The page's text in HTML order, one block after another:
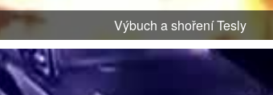
Výbuch a shoření Tesly